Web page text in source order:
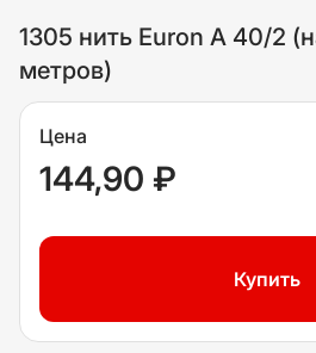
1305 нить Euron A 40/2
метров)
Цена
144,90 ₽
Купить